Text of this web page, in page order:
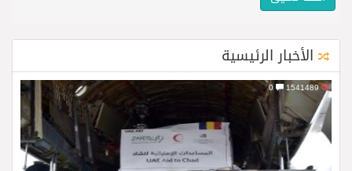
الأخبار الرئيسية
1541489